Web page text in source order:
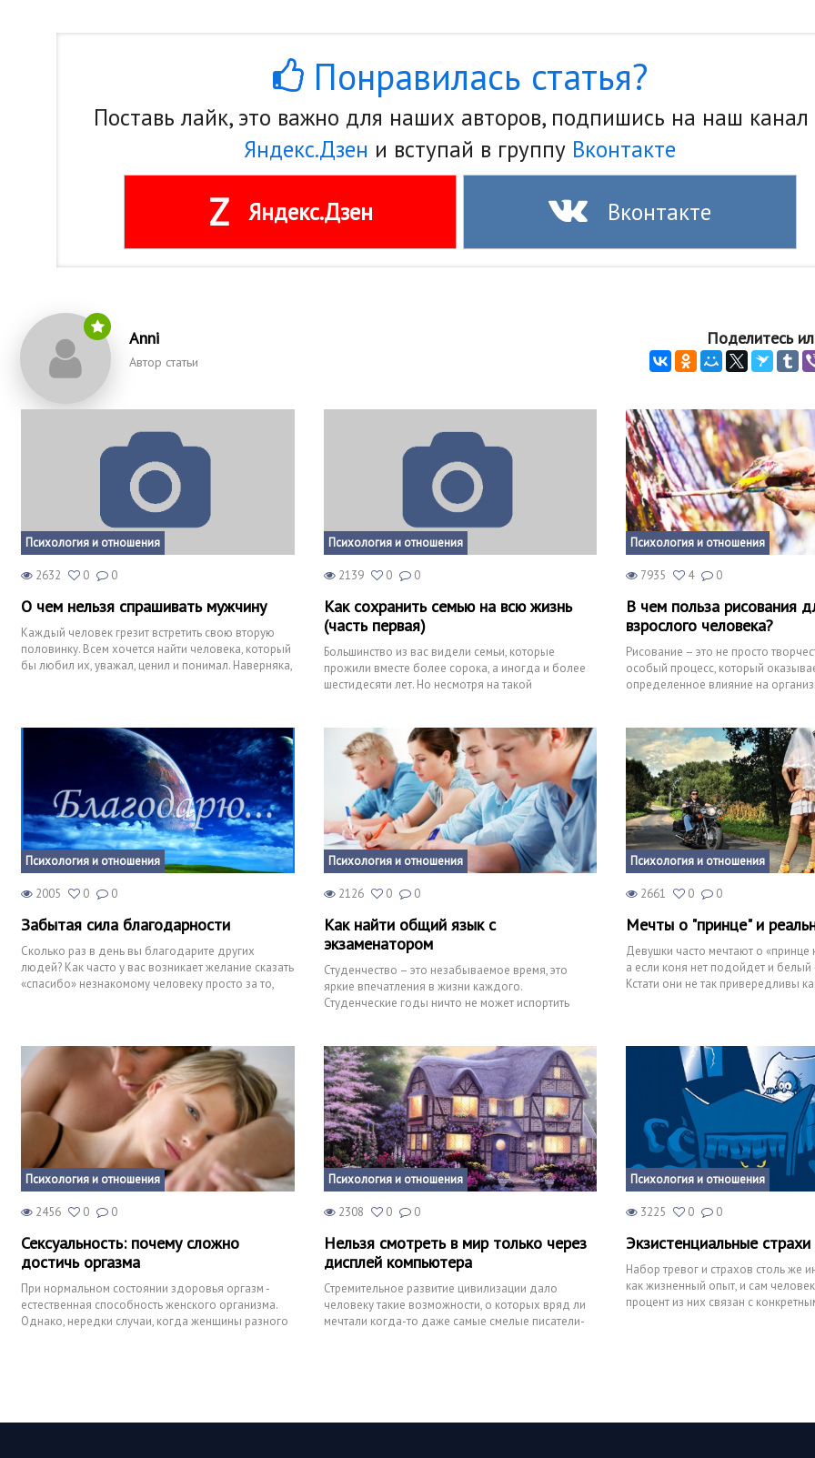
Понравилась статья?
Поставь лайк, это важно для наших авторов, подпишись на наш канал
Яндекс.Дзен и вступай в группу Вконтакте
Z Яндекс.Дзен Вконтакте
Anni
Автор статьи
Поделитесь
Психология и отношения
2632 0 0
О чем нельзя спрашивать мужчину
Каждый человек грезит встретить свою вторую
половинку. Всем хочется найти человека, который
бы любил их, уважал, ценил и понимал. Наверняка,
Психология и отношения
2139 0 0
Как сохранить семью на всю жизнь
(часть первая)
Большинство из вас видели семьи, которые
прожили вместе более сорока, а иногда и более
шестидесяти лет. Но несмотря на такой
Психология и отношения
7935 4 0
В чем польза рисования
взрослого человека?
Рисование – это не просто
особый процесс, который
определенное влияние на
Психология и отношения
2005 0 0
Забытая сила благодарности
Сколько раз в день вы благодарите других
людей? Как часто у вас возникает желание сказать
«спасибо» незнакомому человеку просто за то,
Психология и отношения
2126 0 0
Как найти общий язык с
экзаменатором
Студенчество – это незабываемое время, это
яркие впечатления в жизни каждого.
Студенческие годы ничто не может испортить
Психология и отношения
2661 0 0
Мечты о "принце" и
Девушки часто мечтают о «принце
а если коня нет подойдет и белый
Кстати они не так привередливы
Психология и отношения
2456 0 0
Сексуальность: почему сложно
достичь оргазма
При нормальном состоянии здоровья оргазм -
естественная способность женского организма.
Однако, нередки случаи, когда женщины разного
Психология и отношения
2308 0 0
Нельзя смотреть в мир только через
дисплей компьютера
Стремительное развитие цивилизации дало
человеку такие возможности, о которых вряд ли
мечтали когда-то даже самые смелые писатели-
Психология и отношения
3225 0 0
Экзистенциальные страхи
Набор тревог и страхов столь же
как жизненный опыт, и сам
процент из них связан с